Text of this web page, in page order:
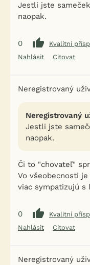
Jestli jste
naopak.
0
Kvalitní
Nahlásit
Citovat
Neregistrovaný
Neregistrovaný
Jestli jste
naopak.
Či to "chovateľ"
Vo všeobecnosti
viac sympatizujú s
0
Kvalitní
Nahlásit
Citovat
Neregistrovaný